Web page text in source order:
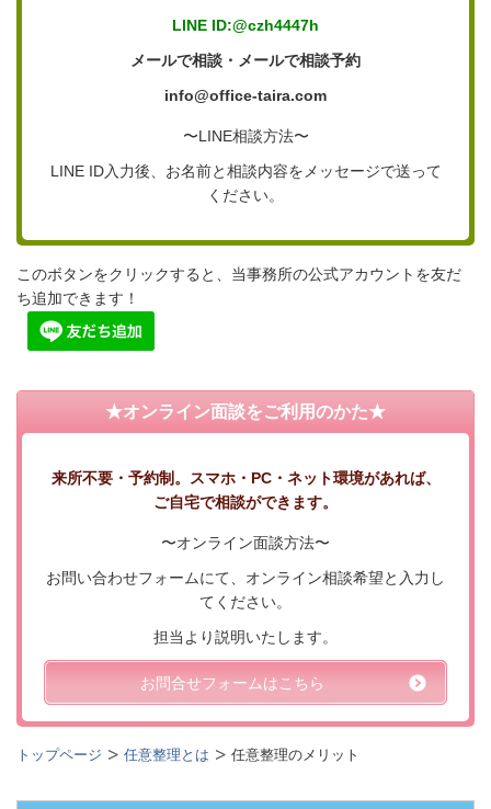
LINE ID:@czh4447h
メールで相談・メールで相談予約
info@office-taira.com
〜LINE相談方法〜
LINE ID入力後、お名前と相談内容をメッセージで送って
ください。
このボタンをクリックすると、当事務所の公式アカウントを友だ
ち追加できます！
★オンライン面談をご利用のかた★
来所不要・予約制。スマホ・PC・ネット環境があれば、
ご自宅で相談ができます。
〜オンライン面談方法〜
お問い合わせフォームにて、オンライン相談希望と入力し
てください。
担当より説明いたします。
お問合せフォームはこちら
トップページ 任意整理とは 任意整理のメリット